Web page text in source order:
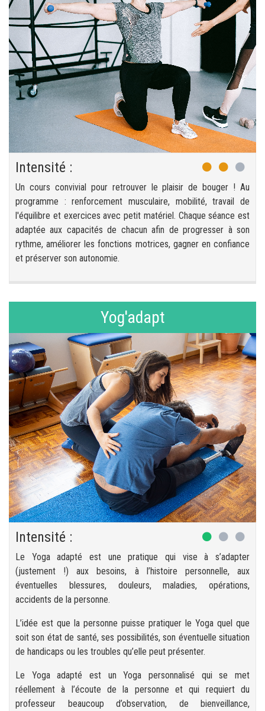
Intensité :
Un cours convivial pour retrouver le plaisir de bouger ! Au
programme : renforcement musculaire, mobilité, travail de
l'équilibre et exercices avec petit matériel. Chaque séance est
adaptée aux capacités de chacun afin de progresser à son
rythme, améliorer les fonctions motrices, gagner en confiance
et préserver son autonomie.
Yog'adapt
Intensité :
Le Yoga adapté est une pratique qui vise à s’adapter
(justement !) aux besoins, à l’histoire personnelle, aux
éventuelles blessures, douleurs, maladies, opérations,
accidents de la personne.
L’idée est que la personne puisse pratiquer le Yoga quel que
soit son état de santé, ses possibilités, son éventuelle situation
de handicaps ou les troubles qu’elle peut présenter.
Le Yoga adapté est un Yoga personnalisé qui se met
réellement à l’écoute de la personne et qui requiert du
professeur beaucoup d’observation, de bienveillance,